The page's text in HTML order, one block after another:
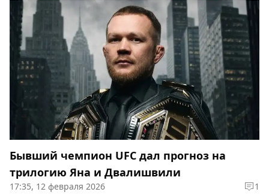
Бывший чемпион UFC дал прогноз на
трилогию Яна и Двалишвили
17:35, 12 февраля 2026 1